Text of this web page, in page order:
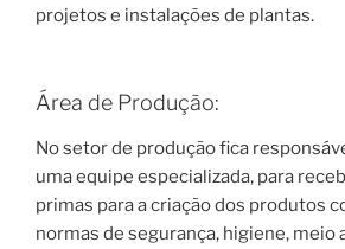
projetos e instalações de plantas.
Área de Produção:
No setor de produção fica
uma equipe especializada, para
primas para a criação dos produtos
normas de segurança, higiene, meio